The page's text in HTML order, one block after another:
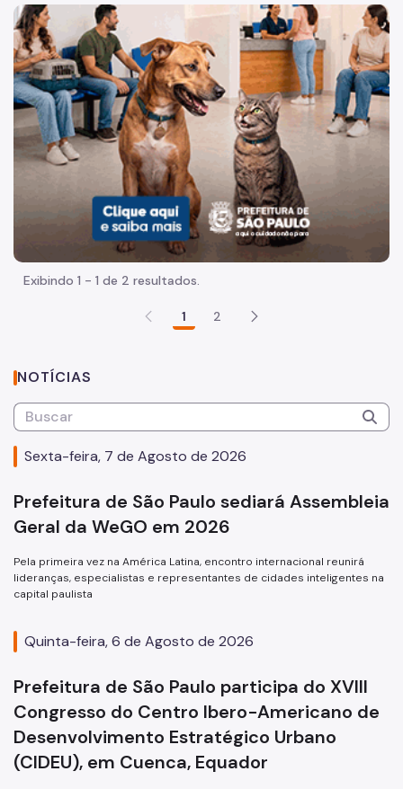
Imagem de um cachorro caramelo e uma gata rajada,
Exibindo 1 - 1 de 2 resultados.
1 2
NOTÍCIAS
Sexta-feira, 7 de Agosto de 2026
Prefeitura de São Paulo sediará Assembleia
Geral da WeGO em 2026
Pela primeira vez na América Latina, encontro internacional reunirá
lideranças, especialistas e representantes de cidades inteligentes na
capital paulista
Quinta-feira, 6 de Agosto de 2026
Prefeitura de São Paulo participa do XVIII
Congresso do Centro Ibero-Americano de
Desenvolvimento Estratégico Urbano
(CIDEU), em Cuenca, Equador